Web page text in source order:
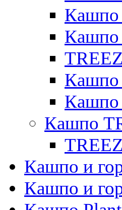
Кашпо
Кашпо
Кашпо
Кашпо
Кашпо
Кашпо и
Кашпо и